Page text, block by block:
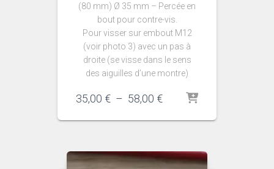
(80 mm) Ø 35 mm – Percée en
bout pour contre-vis.
Pour visser sur embout M12
(voir photo 3) avec un pas à
droite (se visse dans le sens
des aiguilles d’une montre)
35,00 € – 58,00 €Plage
prix :
à
58,00 €